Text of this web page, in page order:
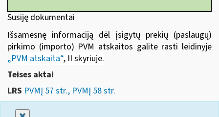
Susiję dokumentai
Išsamesnę informaciją dėl įsigytų prekių (paslaugų)
pirkimo (importo) PVM atskaitos galite rasti leidinyje
„PVM atskaita“, II skyriuje.
Teises aktai
LRS PVMĮ 57 str., PVMĮ 58 str.